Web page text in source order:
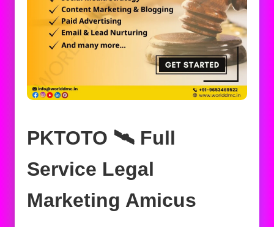
PKTOTO 🛰️‍ Full
Service Legal
Marketing Amicus